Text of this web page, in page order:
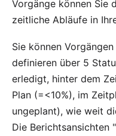
Vorgänge können Sie
zeitliche Abläufe in
Sie können Vorgängen
definieren über 5
erledigt, hinter dem
Plan (=<10%), im
ungeplant), wie weit
Die Berichtsansichten